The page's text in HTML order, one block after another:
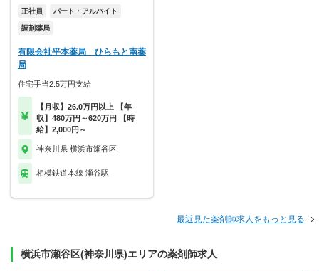
正社員 パート・アルバイト
調剤薬局
有限会社平本薬局 ひらもと南薬
局
住宅手当2.5万円支給
【月収】26.0万円以上 【年
収】480万円～620万円 【時
給】2,000円～
神奈川県 横浜市瀬谷区
相模鉄道本線 瀬谷駅
最近見た薬剤師求人をもっと見る
横浜市瀬谷区(神奈川県)エリアの薬剤師求人